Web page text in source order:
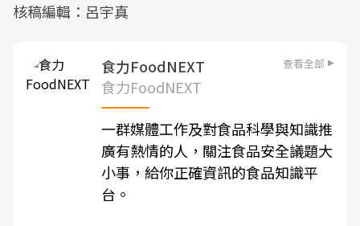
核稿編輯：呂宇真
食力FoodNEXT 查看全部
食力FoodNEXT
一群媒體工作及對食品科學與知識推
廣有熱情的人，關注食品安全議題大
小事，給你正確資訊的食品知識平
台。